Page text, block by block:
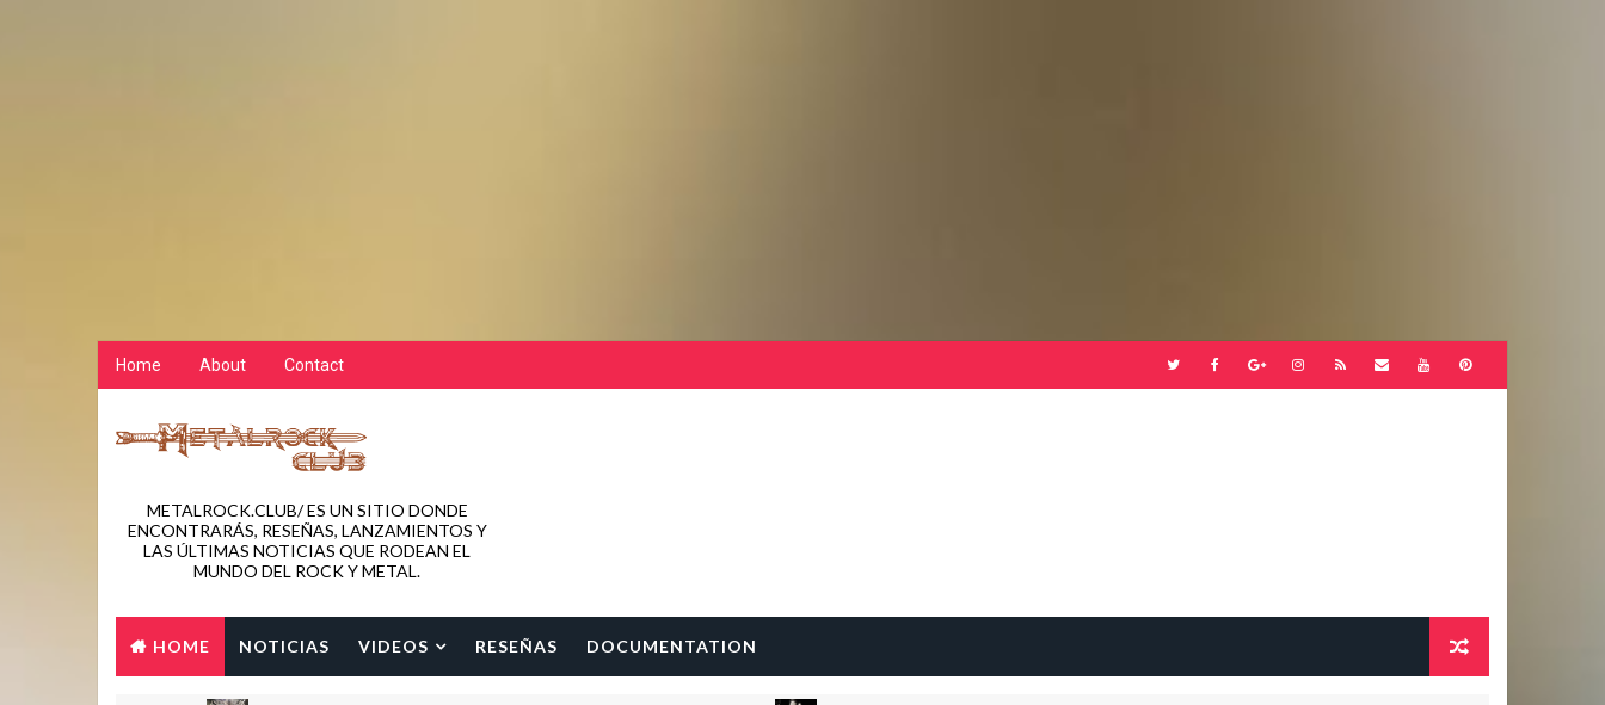
Home About Contact
METALROCK.CLUB/ ES UN SITIO DONDE
ENCONTRARÁS, RESEÑAS, LANZAMIENTOS Y
LAS ÚLTIMAS NOTICIAS QUE RODEAN EL
MUNDO DEL ROCK Y METAL.
HOME NOTICIAS VIDEOS RESEÑAS DOCUMENTATION